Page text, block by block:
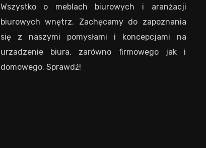
Wszystko o meblach biurowych i aranżacji
biurowych wnętrz. Zachęcamy do zapoznania
się z naszymi pomysłami i koncepcjami na
urzadzenie biura, zarówno firmowego jak i
domowego. Sprawdź!